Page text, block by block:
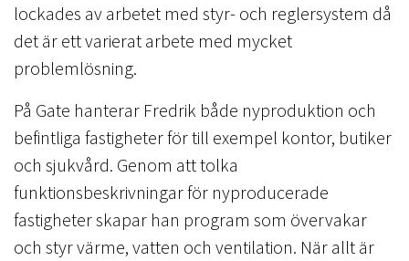
lockades av arbetet med styr- och reglersystem då
det är ett varierat arbete med mycket
problemlösning.
På Gate hanterar Fredrik både nyproduktion och
befintliga fastigheter för till exempel kontor, butiker
och sjukvård. Genom att tolka
funktionsbeskrivningar för nyproducerade
fastigheter skapar han program som övervakar
och styr värme, vatten och ventilation. När allt är